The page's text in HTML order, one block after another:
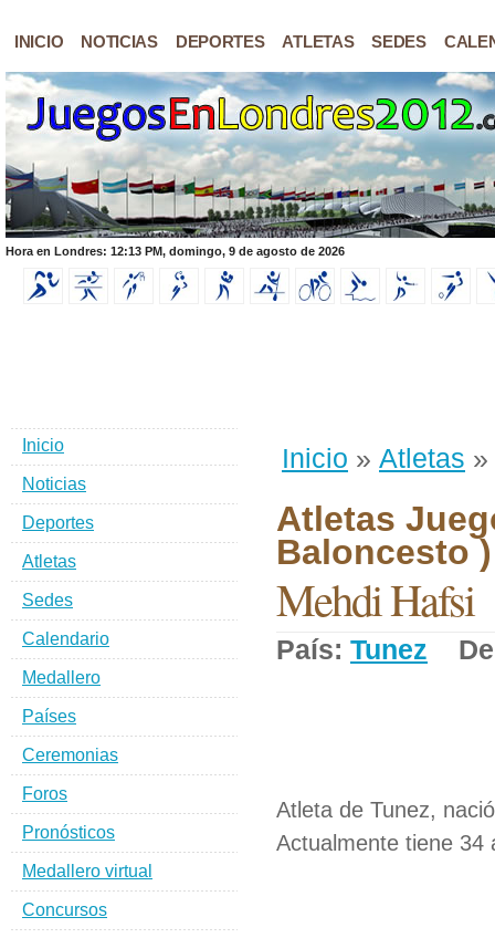
INICIO NOTICIAS DEPORTES ATLETAS SEDES
Hora en Londres: 12:13 PM, domingo, 9 de agosto de 2026
Inicio » Atletas »
Atletas
Baloncesto )
Mehdi Hafsi
País: Tunez
Atleta de Tunez,
Actualmente tiene 34
Inicio
Noticias
Deportes
Atletas
Sedes
Calendario
Medallero
Países
Ceremonias
Foros
Pronósticos
Medallero virtual
Concursos